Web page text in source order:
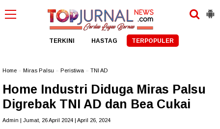
TERKINI HASTAG TERPOPULER
Home Miras Palsu Peristiwa TNI AD
Home Industri Diduga Miras Palsu
Digrebak TNI AD dan Bea Cukai
Admin | Jumat, 26 April 2024 | April 26, 2024